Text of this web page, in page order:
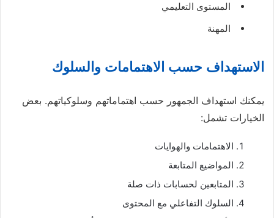
المستوى التعليمي
المهنة
الاستهداف حسب الاهتمامات والسلوك
يمكنك استهداف الجمهور حسب اهتماماتهم وسلوكياتهم. بعض
الخيارات تشمل:
الاهتمامات والهوايات
المواضيع المتابعة
المتابعين لحسابات ذات صلة
السلوك التفاعلي مع المحتوى